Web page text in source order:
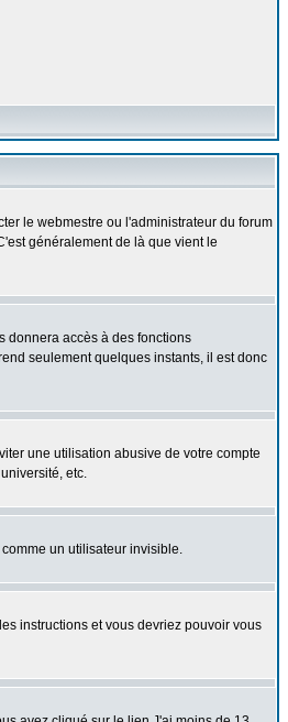
le webmestre ou l'administrateur du forum
généralement de là que vient le
donnera accès à des fonctions
seulement quelques instants, il est donc
une utilisation abusive de votre compte
etc.
un utilisateur invisible.
instructions et vous devriez pouvoir vous